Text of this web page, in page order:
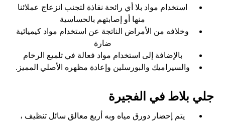
استخدام مواد بلا أي رائحة نفاذة لتجنب انزعاج عملائنا
منها أو إصابتهم بالحساسية
وخلافه من الأمراض الناتجة عن استخدام مواد كيميائية
ضارة
بالإضافة إلى استخدام مواد فعالة في تلميع الرخام
والسيراميك والبورسلين وإعادة مظهره الأصلي المميز .
جلي بلاط في الفجيرة
يتم إحضار دورق مياه وبه أربع معالق سائل تنظيف ،